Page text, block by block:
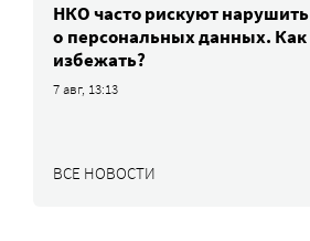
НКО часто рискуют нарушить
о персональных данных. Как
избежать?
7 авг, 13:13
ВСЕ НОВОСТИ